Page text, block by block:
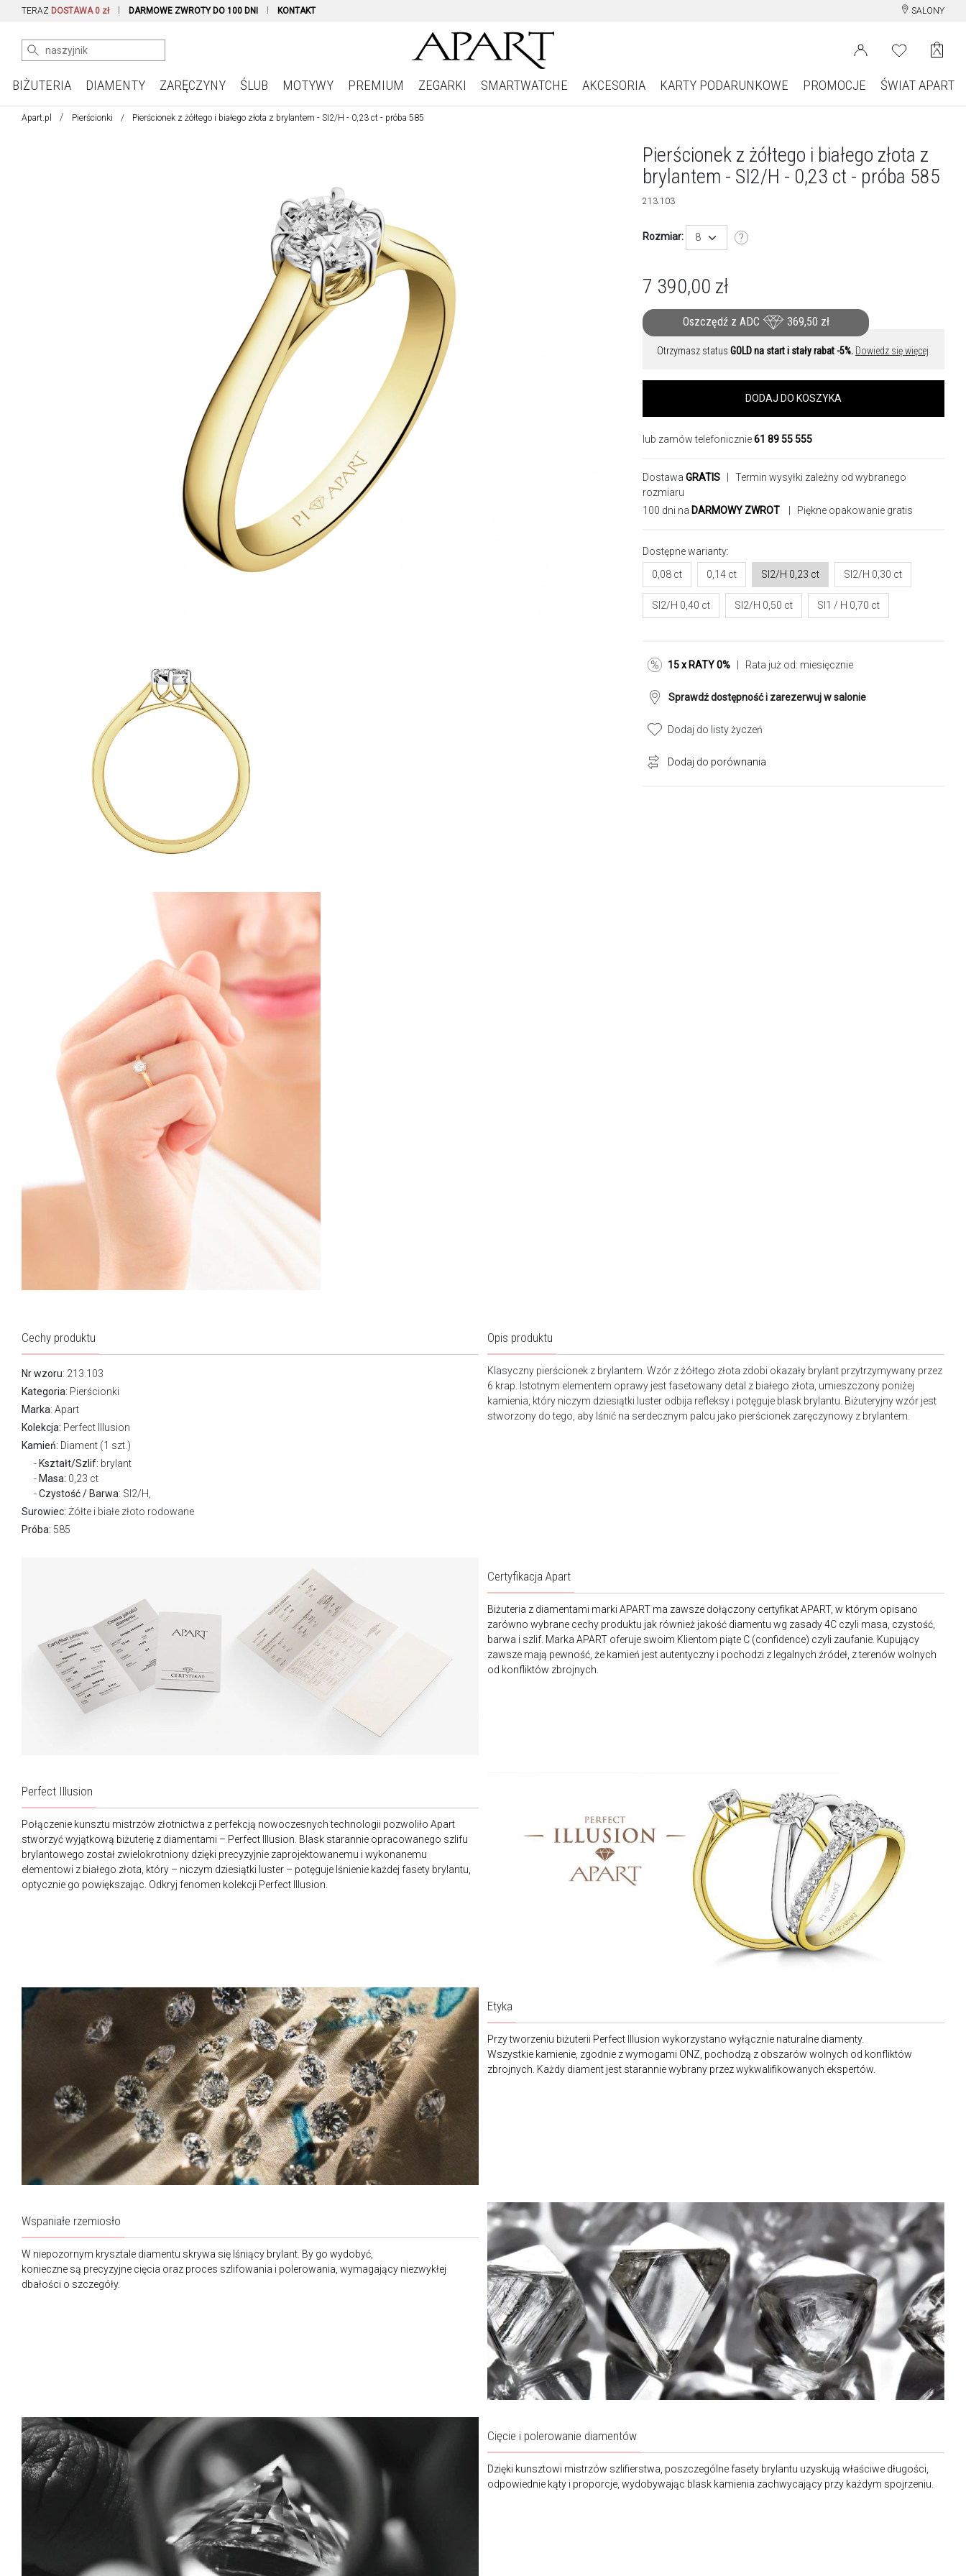
TERAZ DOSTAWA 0 zł DARMOWE ZWROTY DO 100 DNI KONTAKT SALONY
BIŻUTERIA DIAMENTY ZARĘCZYNY ŚLUB MOTYWY PREMIUM ZEGARKI SMARTWATCHE AKCESORIA KARTY PODARUNKOWE PROMOCJE ŚWIAT APART
Apart.pl Pierścionki Pierścionek z żółtego i białego złota z brylantem - SI2/H - 0,23 ct - próba 585
Pierścionek z żółtego i białego złota z
brylantem - SI2/H - 0,23 ct - próba 585
213.103
Rozmiar: 8
7 390,00 zł
Oszczędź z ADC 369,50 zł
Otrzymasz status GOLD na start i stały rabat -5%. Dowiedz się więcej
DODAJ DO KOSZYKA
lub zamów telefonicznie61 89 55 555
Dostawa GRATIS | Termin wysyłki zależny od wybranego
rozmiaru
100 dni na DARMOWY ZWROT | Piękne opakowanie gratis
Dostępne warianty:
0,08 ct
0,14 ct SI2/H 0,23 ct SI2/H 0,30 ct
SI2/H 0,40 ct SI2/H 0,50 ct SI1 / H 0,70 ct
15 x RATY 0% | Rata już od: miesięcznie
Sprawdź dostępność i zarezerwuj w salonie
Dodaj do listy życzeń
Dodaj do porównania
Cechy produktu
Nr wzoru: 213.103
Kategoria: Pierścionki
Marka: Apart
Kolekcja: Perfect Illusion
Kamień: Diament (1 szt.)
Kształt/Szlif: brylant
Masa: 0,23 ct
Czystość / Barwa: SI2/H,
Surowiec: Żółte i białe złoto rodowane
Próba: 585
Opis produktu
Klasyczny pierścionek z brylantem. Wzór z żółtego złota zdobi okazały brylant przytrzymywany przez
6 krap. Istotnym elementem oprawy jest fasetowany detal z białego złota, umieszczony poniżej
kamienia, który niczym dziesiątki luster odbija refleksy i potęguje blask brylantu. Biżuteryjny wzór jest
stworzony do tego, aby lśnić na serdecznym palcu jako pierścionek zaręczynowy z brylantem.
Certyfikacja Apart
Biżuteria z diamentami marki APART ma zawsze dołączony certyfikat APART, w którym opisano
zarówno wybrane cechy produktu jak również jakość diamentu wg zasady 4C czyli masa, czystość,
barwa i szlif. Marka APART oferuje swoim Klientom piąte C (confidence) czyli zaufanie. Kupujący
zawsze mają pewność, że kamień jest autentyczny i pochodzi z legalnych źródeł, z terenów wolnych
od konfliktów zbrojnych.
Perfect Illusion
Połączenie kunsztu mistrzów złotnictwa z perfekcją nowoczesnych technologii pozwoliło Apart
stworzyć wyjątkową biżuterię z diamentami – Perfect Illusion. Blask starannie opracowanego szlifu
brylantowego został zwielokrotniony dzięki precyzyjnie zaprojektowanemu i wykonanemu
elementowi z białego złota, który – niczym dziesiątki luster – potęguje lśnienie każdej fasety brylantu,
optycznie go powiększając. Odkryj fenomen kolekcji Perfect Illusion.
Etyka
Przy tworzeniu biżuterii Perfect Illusion wykorzystano wyłącznie naturalne diamenty.
Wszystkie kamienie, zgodnie z wymogami ONZ, pochodzą z obszarów wolnych od konfliktów
zbrojnych. Każdy diament jest starannie wybrany przez wykwalifikowanych ekspertów.
Wspaniałe rzemiosło
W niepozornym krysztale diamentu skrywa się lśniący brylant. By go wydobyć,
konieczne są precyzyjne cięcia oraz proces szlifowania i polerowania, wymagający niezwykłej
dbałości o szczegóły.
Cięcie i polerowanie diamentów
Dzięki kunsztowi mistrzów szlifierstwa, poszczególne fasety brylantu uzyskują właściwe długości,
odpowiednie kąty i proporcje, wydobywając blask kamienia zachwycający przy każdym spojrzeniu.